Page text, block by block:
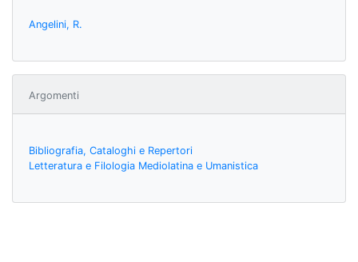
Angelini, R.
Argomenti
Bibliografia, Cataloghi e Repertori
Letteratura e Filologia Mediolatina e Umanistica